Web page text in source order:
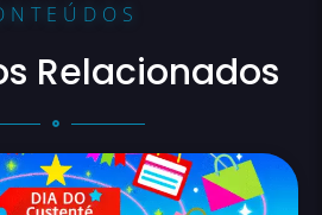
Relacionados